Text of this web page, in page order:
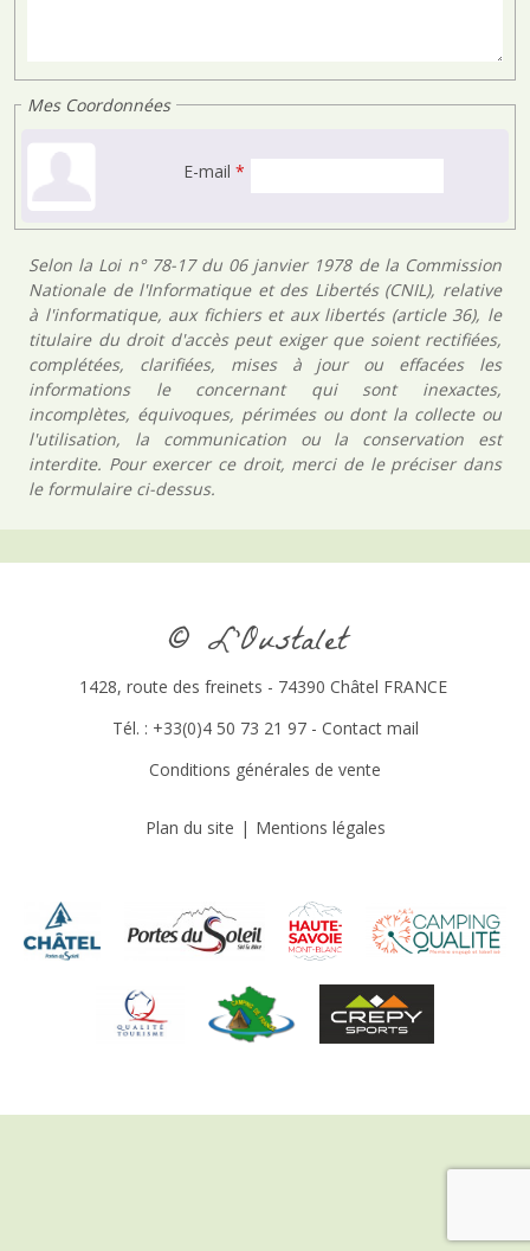
Mes Coordonnées
E-mail *
Selon la Loi n° 78-17 du 06 janvier 1978 de la Commission
Nationale de l'Informatique et des Libertés (CNIL), relative
à l'informatique, aux fichiers et aux libertés (article 36), le
titulaire du droit d'accès peut exiger que soient rectifiées,
complétées, clarifiées, mises à jour ou effacées les
informations le concernant qui sont inexactes,
incomplètes, équivoques, périmées ou dont la collecte ou
l'utilisation, la communication ou la conservation est
interdite. Pour exercer ce droit, merci de le préciser dans
le formulaire ci-dessus.
© L’Oustalet
1428, route des freinets - 74390 Châtel FRANCE
Tél. : +33(0)4 50 73 21 97 - Contact mail
Conditions générales de vente
Plan du site Mentions légales